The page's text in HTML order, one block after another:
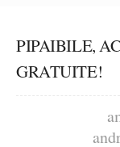
PIPAIBILE,
GRATUITE!